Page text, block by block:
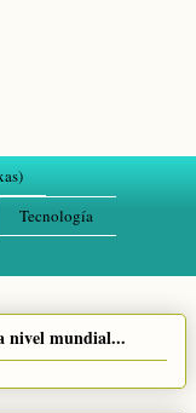
Tecnología
nivel mundial...